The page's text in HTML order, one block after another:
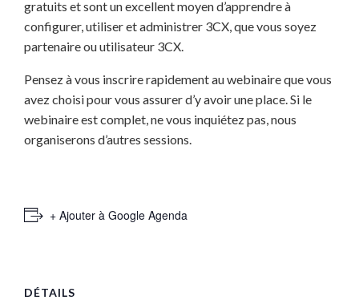
gratuits et sont un excellent moyen d’apprendre à
configurer, utiliser et administrer 3CX, que vous soyez
partenaire ou utilisateur 3CX.
Pensez à vous inscrire rapidement au webinaire que vous
avez choisi pour vous assurer d’y avoir une place. Si le
webinaire est complet, ne vous inquiétez pas, nous
organiserons d’autres sessions.
+ Ajouter à Google Agenda
DÉTAILS